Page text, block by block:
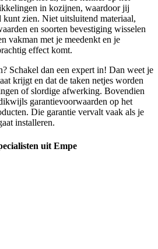
in kozijnen, waardoor jij
kunt zien. Niet uitsluitend materiaal,
en soorten bevestiging wisselen
vakman met je meedenkt en je
effect komt.
Schakel dan een expert in! Dan weet je
krijgt en dat de taken netjes worden
of slordige afwerking. Bovendien
garantievoorwaarden op het
Die garantie vervalt vaak als je
installeren.
uit Empe